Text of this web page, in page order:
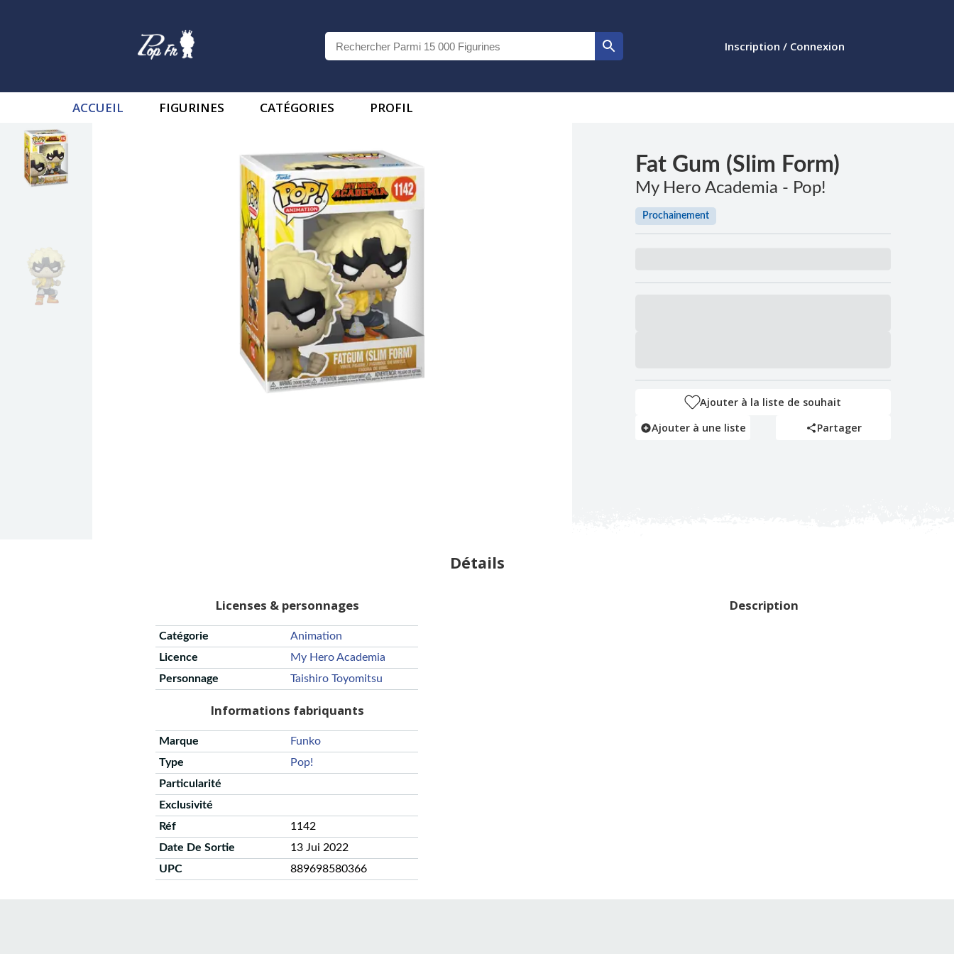
Inscription / Connexion
ACCUEIL FIGURINES CATÉGORIES PROFIL
Fat Gum (Slim Form)
My Hero Academia - Pop!
Prochainement
Ajouter à la liste de souhait
Ajouter à une liste
Partager
Détails
Licenses & personnages
Catégorie
Animation
Licence
My Hero Academia
Personnage
Taishiro Toyomitsu
Informations fabriquants
Marque
Funko
Type
Pop!
Particularité
Exclusivité
Réf
1142
Date De Sortie
13 Jui 2022
UPC
889698580366
Description